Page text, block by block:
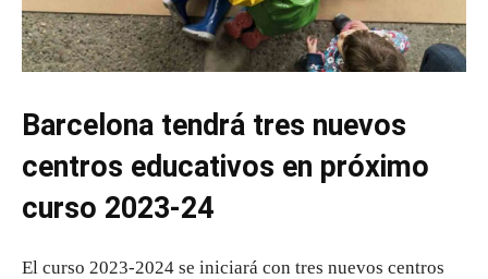
Barcelona tendrá tres nuevos
centros educativos en próximo
curso 2023-24
El curso 2023-2024 se iniciará con tres nuevos centros